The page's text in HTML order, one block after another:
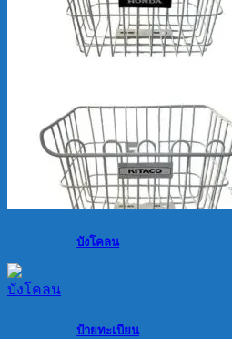
บังโคลน
ป้ายทะเบียน